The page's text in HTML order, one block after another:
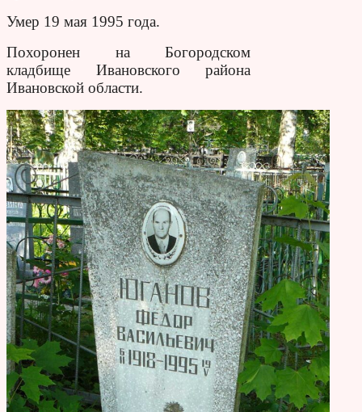
Умер 19 мая 1995 года.
Похоронен на Богородском
кладбище Ивановского района
Ивановской области.